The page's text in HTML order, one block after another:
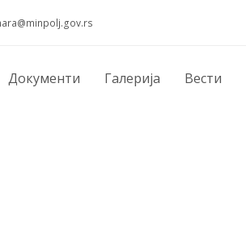
Документи Галерија Вести